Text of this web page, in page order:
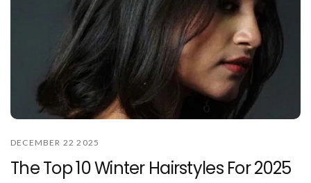
DECEMBER 22 2025
The Top 10 Winter Hairstyles For 2025